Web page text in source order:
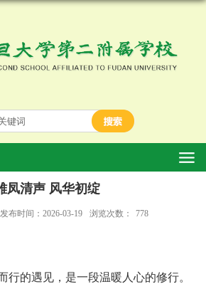
凤清声 风华初绽
发布时间：2026-03-19 浏览次数： 778
行的遇见，是一段温暖人心的修行。